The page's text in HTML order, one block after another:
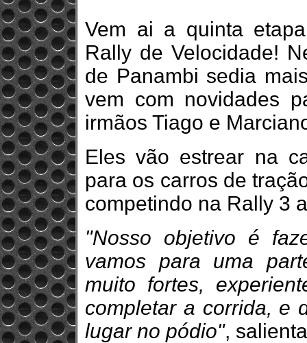
Vem ai a quinta
Rally de Velocidade!
de Panambi sedia
vem com novidades
irmãos Tiago e
Eles vão estrear na
para os carros de
competindo na Rally 3
"Nosso objetivo é
vamos para uma
muito fortes,
completar a corrida, e
lugar no pódio",